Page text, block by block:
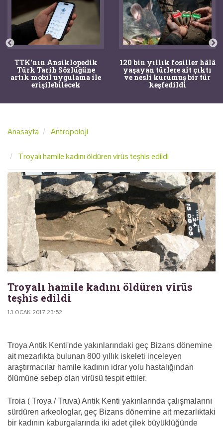
TTK'nın Ansiklopedik
Türk Tarih Sözlüğüne
artık mobil uygulama ile
erişilebilecek
120 bin yıllık fosiller hâlâ
yaşayan türlere ait çıktı
ve nesli kurumuş bir tür
keşfedildi
Anasayfa Antropoloji
Troyalı hamile kadını öldüren virüs teşhis edildi
Troyalı hamile kadını öldüren virüs
teşhis edildi
13 OCAK 2017 23:52
Troya Antik Kenti'nde yakınlarındaki geç Bizans dönemine
ait mezarlıkta bulunan 800 yıllık iskeleti inceleyen
araştırmacılar hamile kadının idrar yolu hastalığından
ölümüne sebep olan virüsü tespit ettiler.
Troia ( Troya / Truva) Antik Kenti yakınlarında çalışmalarını
sürdüren arkeologlar, geç Bizans dönemine ait mezarlıktaki
bir kadının kaburgalarında iki adet çilek büyüklüğünde